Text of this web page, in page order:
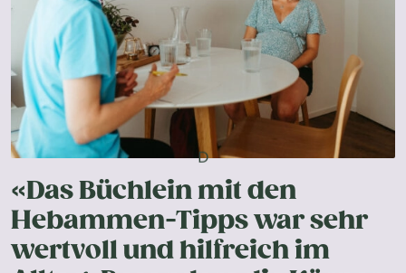
«Das Büchlein mit den
Hebammen-Tipps war sehr
wertvoll und hilfreich im
D